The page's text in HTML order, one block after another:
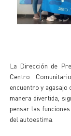
La Dirección de
Centro
encuentro y agasajo
manera divertida,
pensar las
del autoestima.